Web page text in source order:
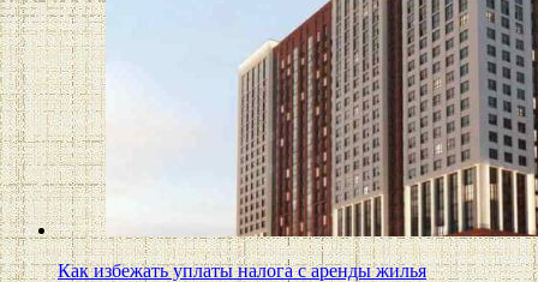
Как избежать уплаты налога с аренды жилья